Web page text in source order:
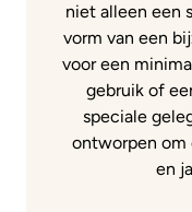
niet alleen een
vorm van een
voor een
gebruik of
speciale
ontworpen om
en